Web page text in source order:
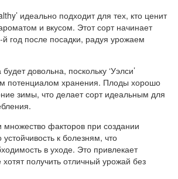
идеально подходит для тех, кто ценит
и вкусом. Этот сорт начинает
год после посадки, радуя урожаем
довольна, поскольку ‘Уэлси’
потенциалом хранения. Плоды хорошо
зимы, что делает сорт идеальным для
факторов при создании
устойчивость к болезням, что
в уходе. Это привлекает
получить отличный урожай без